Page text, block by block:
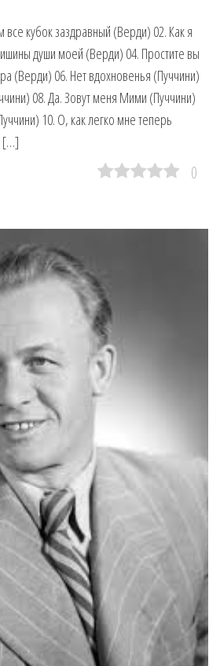
кубок заздравный (Верди) 02. Как я
души моей (Верди) 04. Простите вы
(Верди) 06. Нет вдохновенья (Пуччини)
08. Да. Зовут меня Мими (Пуччини)
10. О, как легко мне теперь
[…]
0